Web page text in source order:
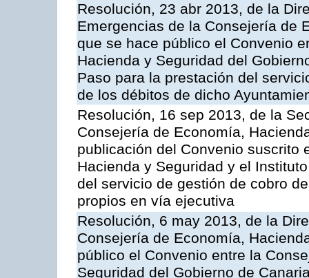
Resolución, 23 abr 2013, de la
Emergencias de la Consejería de
que se hace público el Convenio
Hacienda y Seguridad del
Paso para la prestación del
de los débitos de dicho
Resolución, 16 sep 2013, de la
Consejería de Economía,
publicación del Convenio suscrito
Hacienda y Seguridad y el
del servicio de gestión de cobro
propios en vía ejecutiva
Resolución, 6 may 2013, de la
Consejería de Economía,
público el Convenio entre la
Seguridad del Gobierno de